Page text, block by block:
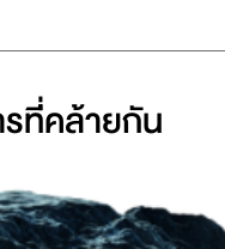
ที่่คล้ายกัน